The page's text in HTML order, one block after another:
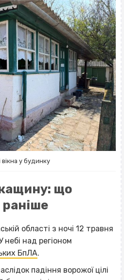
вікна у будинку
що
області з ночі 12 травня
над регіоном
БпЛА.
падіння ворожої цілі